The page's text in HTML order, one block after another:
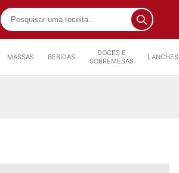
MASSAS BEBIDAS
DOCES E
SOBREMESAS
LANCHES